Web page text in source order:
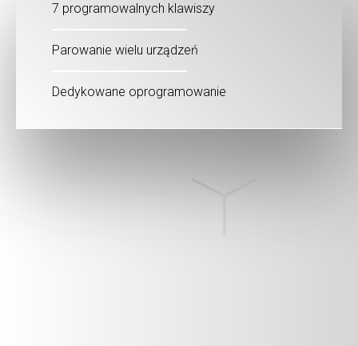
7 programowalnych klawiszy
Parowanie wielu urządzeń
Dedykowane oprogramowanie